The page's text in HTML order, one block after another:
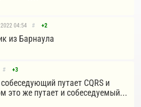
04:54 # +2
из Барнаула
# +3
путает CQRS и
это же путает и собеседуемый...